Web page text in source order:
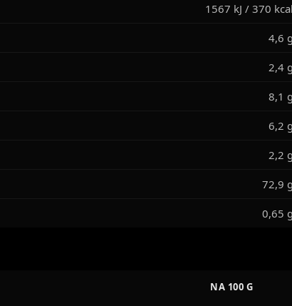
1567 kJ / 370 kcal
4,6 g
2,4 g
8,1 g
6,2 g
2,2 g
72,9 g
0,65 g
NA 100 G